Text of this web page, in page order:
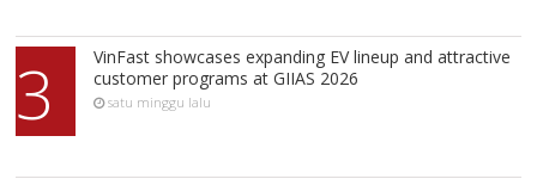
3
VinFast showcases expanding EV lineup and attractive
customer programs at GIIAS 2026
satu minggu lalu